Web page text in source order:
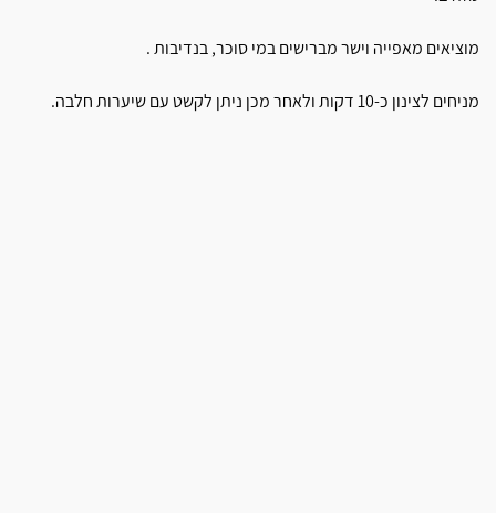
מוציאים מאפייה וישר מברישים במי סוכר, בנדיבות .
מניחים לצינון כ-10 דקות ולאחר מכן ניתן לקשט עם שיערות חלבה.